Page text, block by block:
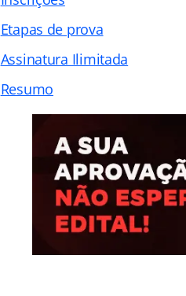
Etapas de prova
Assinatura Ilimitada
Resumo